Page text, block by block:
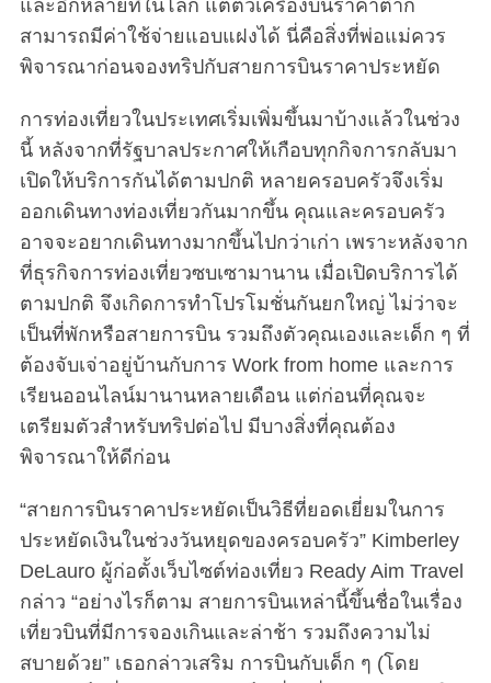
และอีกหลายที่ในโลก แต่ตั๋วเครื่องบินราคาต่ำก็
สามารถมีค่าใช้จ่ายแอบแฝงได้ นี่คือสิ่งที่พ่อแม่ควร
พิจารณาก่อนจองทริปกับสายการบินราคาประหยัด
การท่องเที่ยวในประเทศเริ่มเพิ่มขึ้นมาบ้างแล้วในช่วง
นี้ หลังจากที่รัฐบาลประกาศให้เกือบทุกกิจการกลับมา
เปิดให้บริการกันได้ตามปกติ หลายครอบครัวจึงเริ่ม
ออกเดินทางท่องเที่ยวกันมากขึ้น คุณและครอบครัว
อาจจะอยากเดินทางมากขึ้นไปกว่าเก่า เพราะหลังจาก
ที่ธุรกิจการท่องเที่ยวซบเซามานาน เมื่อเปิดบริการได้
ตามปกติ จึงเกิดการทำโปรโมชั่นกันยกใหญ่ ไม่ว่าจะ
เป็นที่พักหรือสายการบิน รวมถึงตัวคุณเองและเด็ก ๆ ที่
ต้องจับเจ่าอยู่บ้านกับการ Work from home และการ
เรียนออนไลน์มานานหลายเดือน แต่ก่อนที่คุณจะ
เตรียมตัวสำหรับทริปต่อไป มีบางสิ่งที่คุณต้อง
พิจารณาให้ดีก่อน
“สายการบินราคาประหยัดเป็นวิธีที่ยอดเยี่ยมในการ
ประหยัดเงินในช่วงวันหยุดของครอบครัว” Kimberley
DeLauro ผู้ก่อตั้งเว็บไซต์ท่องเที่ยว Ready Aim Travel
กล่าว “อย่างไรก็ตาม สายการบินเหล่านี้ขึ้นชื่อในเรื่อง
เที่ยวบินที่มีการจองเกินและล่าช้า รวมถึงความไม่
สบายด้วย” เธอกล่าวเสริม การบินกับเด็ก ๆ (โดย